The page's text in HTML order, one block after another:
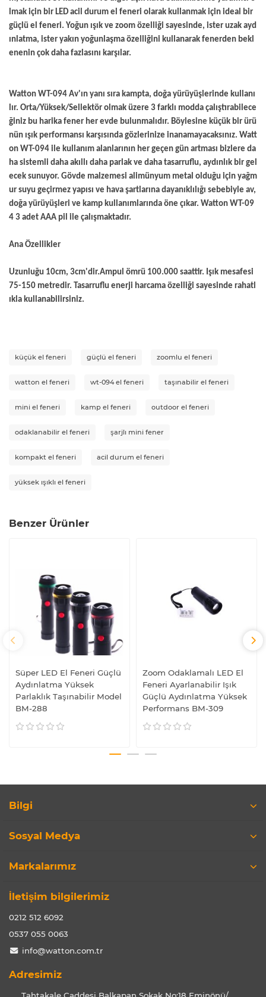
lmak için bir LED acil durum el feneri olarak kullanmak için ideal bir
güçlü el feneri. Yoğun ışık ve zoom özelliği sayesinde, ister uzak ayd
ınlatma, ister yakın yoğunlaşma özelliğini kullanarak fenerden bekl
enenin çok daha fazlasını karşılar.
Watton WT-094 Av'ın yanı sıra kampta, doğa yürüyüşlerinde kullanı
lır. Orta/Yüksek/Sellektör olmak üzere 3 farklı modda çalıştırabilece
ğiniz bu harika fener her evde bulunmalıdır. Böylesine küçük bir ürü
nün ışık performansı karşısında gözlerinize inanamayacaksınız. Watt
on WT-094 ile kullanım alanlarının her geçen gün artması bizlere da
ha sistemli daha akıllı daha parlak ve daha tasarruflu, aydınlık bir gel
ecek sunuyor. Gövde malzemesi alimünyum metal olduğu için yağm
ur suyu geçirmez yapısı ve hava şartlarına dayanıklılığı sebebiyle av,
doğa yürüyüşleri ve kamp kullanımlarında öne çıkar. Watton WT-09
4 3 adet AAA pil ile çalışmaktadır.
Ana Özellikler
Uzunluğu 10cm, 3cm'dir.Ampul ömrü 100.000 saattir. Işık mesafesi
75-150 metredir. Tasarruflu enerji harcama özelliği sayesinde rahatl
ıkla kullanabilirsiniz.
küçük el feneri güçlü el feneri zoomlu el feneri
watton el feneri wt-094 el feneri taşınabilir el feneri
mini el feneri kamp el feneri outdoor el feneri
odaklanabilir el feneri şarjlı mini fener
kompakt el feneri acil durum el feneri
yüksek ışıklı el feneri
Benzer Ürünler
Süper LED El Feneri Güçlü
Aydınlatma Yüksek
Parlaklık Taşınabilir Model
BM-288
Zoom Odaklamalı LED El
Feneri Ayarlanabilir Işık
Güçlü Aydınlatma Yüksek
Performans BM-309
Bilgi
Sosyal Medya
Markalarımız
İletişim bilgilerimiz
0212 512 6092
0537 055 0063
info@watton.com.tr
Adresimiz